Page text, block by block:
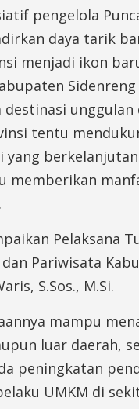
pengelola
daya tarik
menjadi ikon
unggulan
tentu
yang
memberikan
Pelaksana
Pariwisata
S.Sos., M.Si.
mampu
luar daerah,
peningkatan
UMKM di